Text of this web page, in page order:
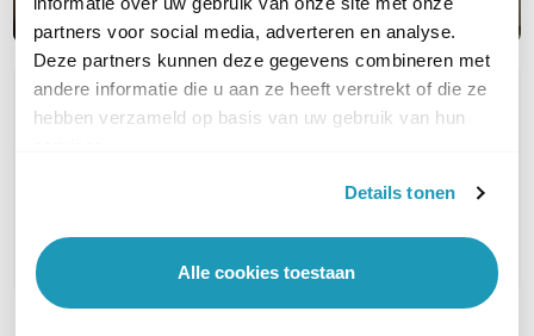
partners voor social media, adverteren en analyse.
Deze partners kunnen deze gegevens combineren met
andere informatie die u aan ze heeft verstrekt of die ze
hebben verzameld op basis van uw gebruik van hun
Details tonen
Alle cookies toestaan